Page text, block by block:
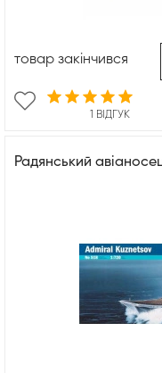
1 ВІДГУК
товар закінчився
Радянський